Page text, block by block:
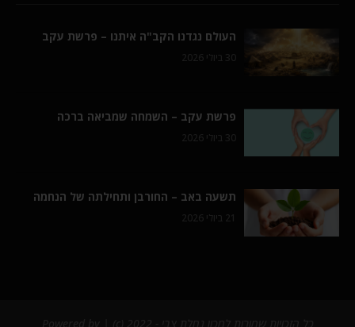
העולם נגדנו הקב"ה איתנו – פרשת עקב
30 ביולי 2026
פרשת עקב – השמחה שמביאה ברכה
30 ביולי 2026
תשעה באב – החורבן ותחילתה של הנחמה
21 ביולי 2026